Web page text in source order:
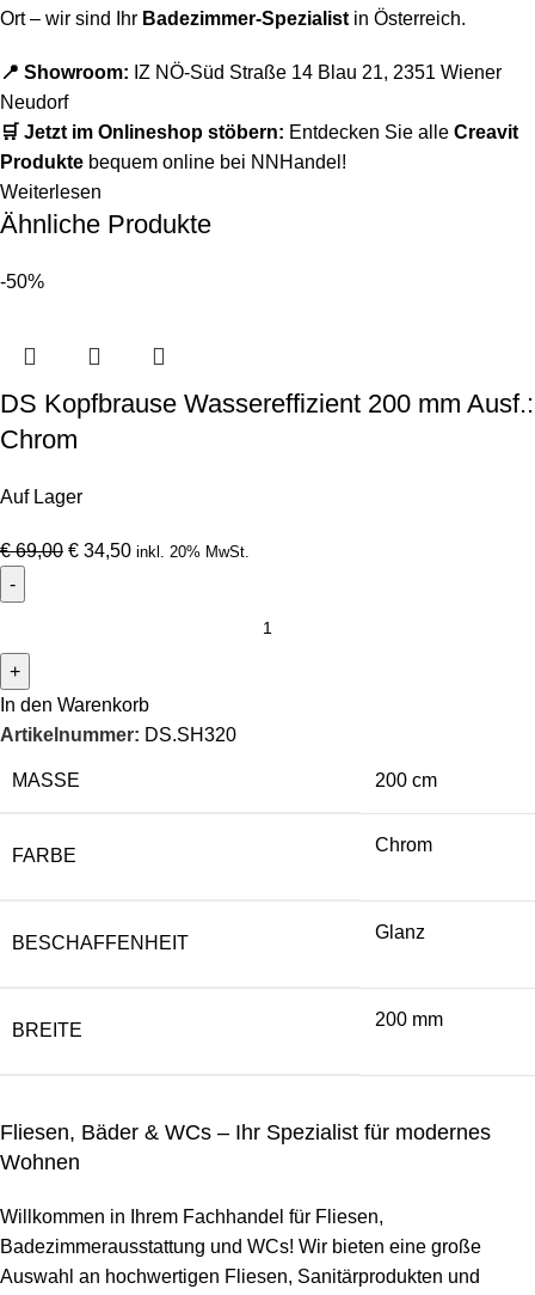
Ort – wir sind Ihr Badezimmer-Spezialist in Österreich.
📍 Showroom: IZ NÖ-Süd Straße 14 Blau 21, 2351 Wiener
Neudorf
🛒 Jetzt im Onlineshop stöbern: Entdecken Sie alle Creavit
Produkte bequem online bei NNHandel!
Weiterlesen
Ähnliche Produkte
-50%
DS Kopfbrause Wassereffizient 200 mm Ausf.:
Chrom
Auf Lager
€69,00 € 34,50 inkl. 20% MwSt.
In den Warenkorb
Artikelnummer: DS.SH320
MASSE 200 cm
FARBE
Chrom
BESCHAFFENHEIT
Glanz
BREITE
200 mm
Fliesen, Bäder & WCs – Ihr Spezialist für modernes
Wohnen
Willkommen in Ihrem Fachhandel für Fliesen,
Badezimmerausstattung und WCs! Wir bieten eine große
Auswahl an hochwertigen Fliesen, Sanitärprodukten und